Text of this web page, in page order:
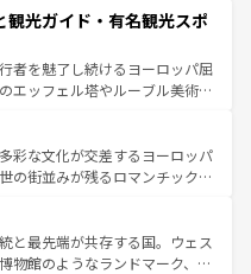
忘れられない旅をしてみよう！
は
情熱的なフラメンコ、熱気あふ
タパスが生活の一部となってい
された雰囲気や、バルセロナの
地方では古代ローマ遺跡や中世
気候が異なるスペインはその個
性で訪れる人を魅了する。 なお、新着のスペイン情報は コ
しい。
観光ガイド・有名観光スポ
者を魅了し続けるヨーロッパ屈
エッフェル塔やルーブル美術館
いる。華麗な宮殿、歴史的な大
て豊かな自然が、訪れる者を心
ンスは美食の国としても知ら
であるランス、プロヴァンスの
、多彩な楽しみ方が可能だ。さ
魅力が溢れており、どの街角に
彩な文化が交差するヨーロッパ
の街並みが残るロマンチック街
歩いても飽きることがない。ベ
エルン州のアルプスの絶景、そ
畑といった風景は必見。ビール
と最先端が共存する国。ウェス
物館のようなランドマーク、歴